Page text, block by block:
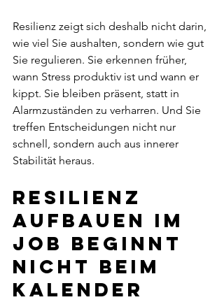
Resilienz zeigt sich deshalb nicht darin,
wie viel Sie aushalten, sondern wie gut
Sie regulieren. Sie erkennen früher,
wann Stress produktiv ist und wann er
kippt. Sie bleiben präsent, statt in
Alarmzuständen zu verharren. Und Sie
treffen Entscheidungen nicht nur
schnell, sondern auch aus innerer
Stabilität heraus.
Resilienz
aufbauen im
Job beginnt
nicht beim
Kalender